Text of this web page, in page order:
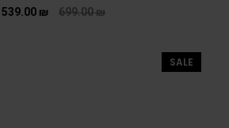
699.00₪
539.00 ₪
SALE